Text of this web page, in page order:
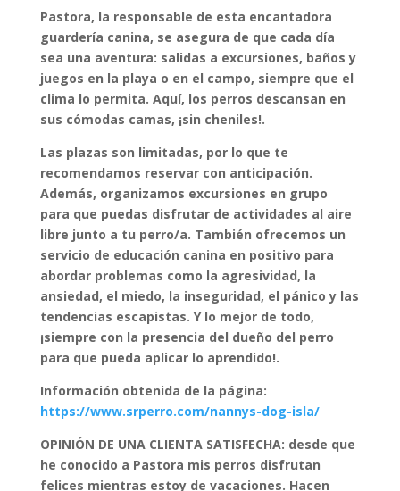
Pastora, la responsable de esta encantadora
guardería canina, se asegura de que cada día
sea una aventura: salidas a excursiones, baños y
juegos en la playa o en el campo, siempre que el
clima lo permita. Aquí, los perros descansan en
sus cómodas camas, ¡sin cheniles!.
Las plazas son limitadas, por lo que te
recomendamos reservar con anticipación.
Además, organizamos excursiones en grupo
para que puedas disfrutar de actividades al aire
libre junto a tu perro/a. También ofrecemos un
servicio de educación canina en positivo para
abordar problemas como la agresividad, la
ansiedad, el miedo, la inseguridad, el pánico y las
tendencias escapistas. Y lo mejor de todo,
¡siempre con la presencia del dueño del perro
para que pueda aplicar lo aprendido!.
Información obtenida de la página:
https://www.srperro.com/nannys-dog-isla/
OPINIÓN DE UNA CLIENTA SATISFECHA: desde que
he conocido a Pastora mis perros disfrutan
felices mientras estoy de vacaciones. Hacen